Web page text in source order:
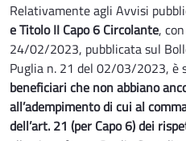
Relativamente agli Avvisi
e Titolo II Capo 6 Circolante,
24/02/2023, pubblicata sul
Puglia n. 21 del 02/03/2023, è
beneficiari che non abbiano
all’adempimento di cui al
dell’art. 21 (per Capo 6) dei